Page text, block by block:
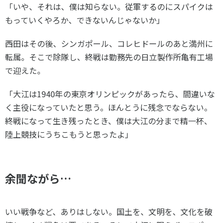
「いや、それは、僕は知らない。従軍するのにスパイクは
もっていくやろか、できないんじゃないか」
西田はその後、シンガポール、コレヒドールのあと満州に
転属。そこで除隊し、終戦は勤務先の日立製作所亀有工場
で迎えた。
「大江は1940年の東京オリンピックがあったら、間違いな
く主役になっていたと思う。ほんとうに残念でならない。
終戦になって生き残ったとき、僕は大江の分まで精一杯、
陸上競技にうちこもうと思ったよ」
余聞ながら…
いい戦争など、ありはしない。国土を、文明を、文化を破